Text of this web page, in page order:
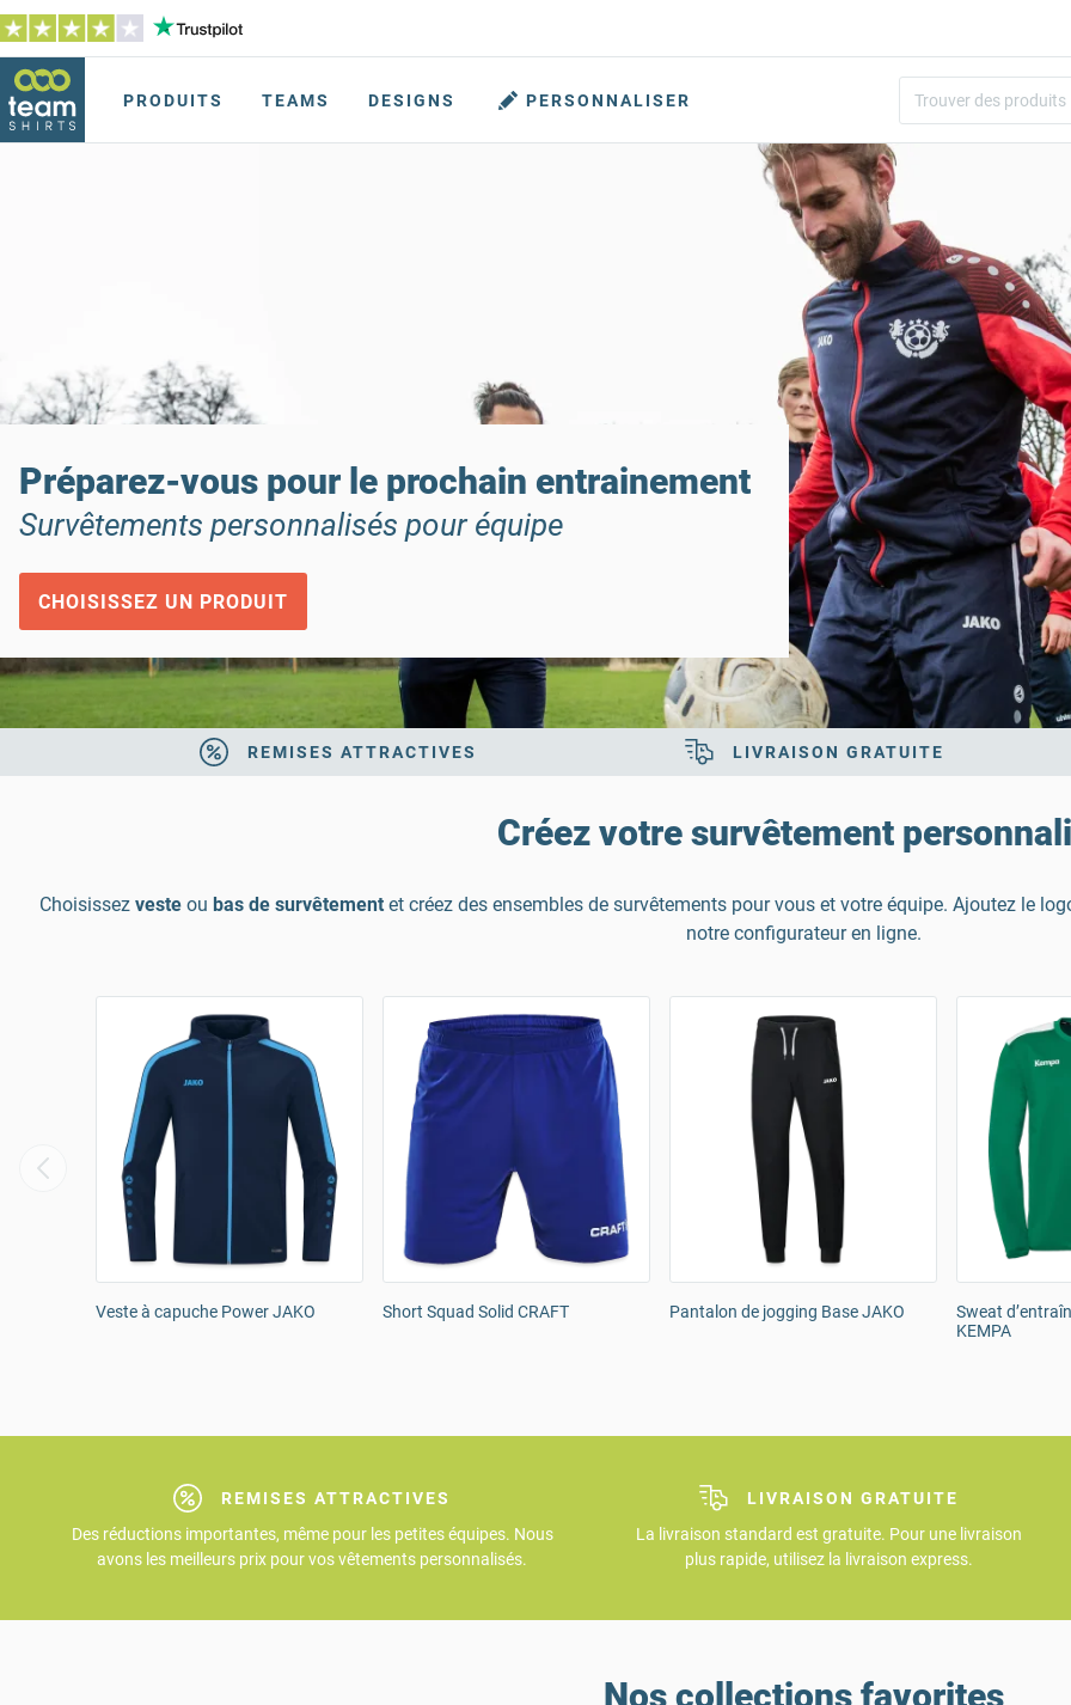
PRODUITS TEAMS DESIGNS PERSONNALISER
Préparez-vous pour le prochain entrainement
Survêtements personnalisés pour équipe
CHOISISSEZ UN PRODUIT
REMISES ATTRACTIVES LIVRAISON GRATUITE
Créez votre survêtement
Choisissez veste ou bas de survêtement et créez des ensembles de survêtements pour vous et votre équipe. Ajoutez le
notre configurateur en ligne.
Veste à capuche Power JAKO Short Squad Solid CRAFT Pantalon de jogging Base JAKO
Sweat
KEMPA
REMISES ATTRACTIVES
Des réductions importantes, même pour les petites équipes. Nous
avons les meilleurs prix pour vos vêtements personnalisés.
LIVRAISON GRATUITE
La livraison standard est gratuite. Pour une livraison
plus rapide, utilisez la livraison express.
Nos collections favorites